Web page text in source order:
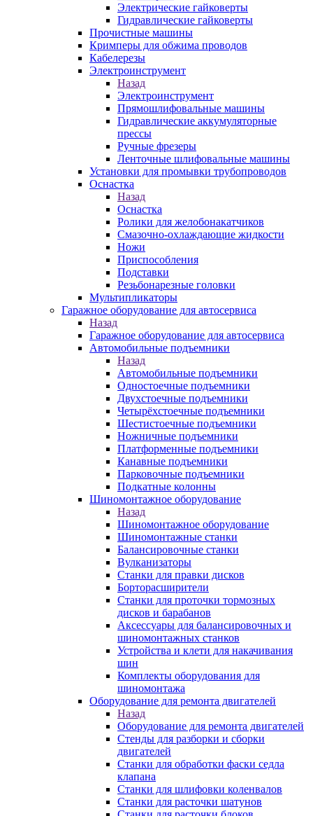
Электрические гайковерты
Гидравлические гайковерты
Прочистные машины
Кримперы для обжима проводов
Кабелерезы
Электроинструмент
Назад
Электроинструмент
Прямошлифовальные машины
Гидравлические аккумуляторные
прессы
Ручные фрезеры
Ленточные шлифовальные машины
Установки для промывки трубопроводов
Оснастка
Назад
Оснастка
Ролики для желобонакатчиков
Смазочно-охлаждающие жидкости
Ножи
Приспособления
Подставки
Резьбонарезные головки
Мультипликаторы
Гаражное оборудование для автосервиса
Назад
Гаражное оборудование для автосервиса
Автомобильные подъемники
Назад
Автомобильные подъемники
Одностоечные подъемники
Двухстоечные подъемники
Четырёхстоечные подъемники
Шестистоечные подъемники
Ножничные подъемники
Платформенные подъемники
Канавные подъемники
Парковочные подъемники
Подкатные колонны
Шиномонтажное оборудование
Назад
Шиномонтажное оборудование
Шиномонтажные станки
Балансировочные станки
Вулканизаторы
Станки для правки дисков
Борторасширители
Станки для проточки тормозных
дисков и барабанов
Аксессуары для балансировочных и
шиномонтажных станков
Устройства и клети для накачивания
шин
Комплекты оборудования для
шиномонтажа
Оборудование для ремонта двигателей
Назад
Оборудование для ремонта двигателей
Стенды для разборки и сборки
двигателей
Станки для обработки фаски седла
клапана
Станки для шлифовки коленвалов
Станки для расточки шатунов